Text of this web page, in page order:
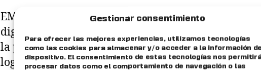
Gestionar consentimiento
Para ofrecer las mejores experiencias, utilizamos tecnologías
como las cookies para almacenar y/o acceder a la información
dispositivo. El consentimiento de estas tecnologías nos
procesar datos como el comportamiento de navegación o las
EMI Suite 4.0 es una plataforma MOM diseñada
digitalizar y unificar toda la operación industrial:
la planificación avanzada hasta la calidad,
logística, mantenimiento, producción, recursos